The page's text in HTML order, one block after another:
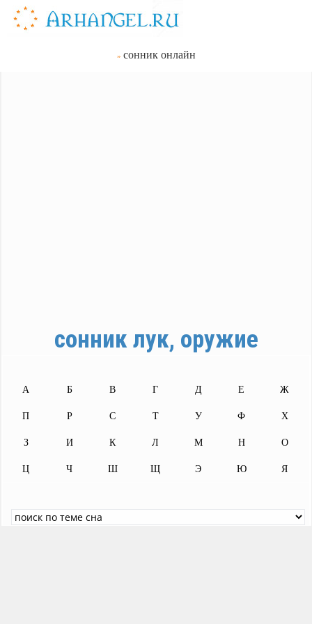
» сонник онлайн
сонник лук, оружие
А Б В Г Д Е Ж
П Р С Т У Ф Х
З И К Л М Н О
Ц Ч Ш Щ Э Ю Я